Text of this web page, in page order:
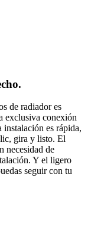
de radiador es
exclusiva conexión
es rápida,
gira y listo. El
necesidad de
Y el ligero
seguir con tu